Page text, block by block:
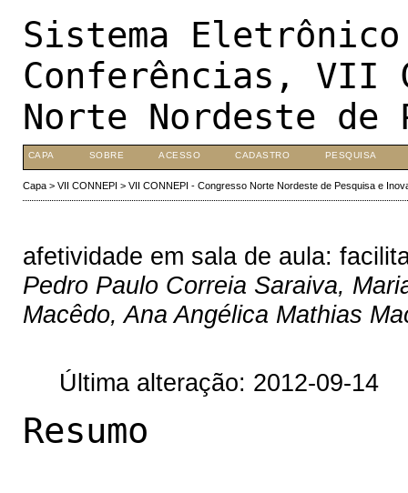
Sistema
Conferências, VII
Norte Nordeste de
CAPA SOBRE ACESSO CADASTRO PESQUISA
Capa> VII CONNEPI > VII CONNEPI - Congresso Norte Nordeste de Pesquisa e
afetividade em sala de aula:
Pedro Paulo Correia Saraiva,
Macêdo, Ana Angélica Mathias
Última alteração: 2012-09-14
Resumo